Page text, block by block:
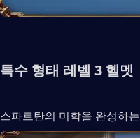
특수 형태 레벨 3 헬멧
스파르탄의 미학을 완성하